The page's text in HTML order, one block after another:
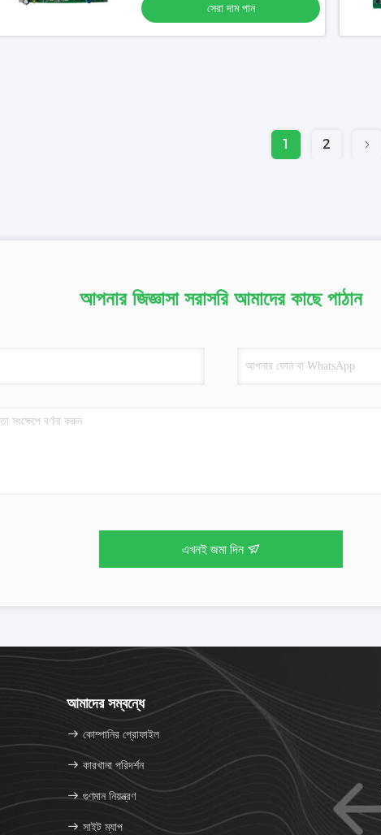
সেরা দাম পান
1 2
আপনার জিজ্ঞাসা সরাসরি আমাদের কাছে পাঠান
এখনই জমা দিন
আমাদের সম্বন্ধে
কোম্পানির প্রোফাইল
কারখানা পরিদর্শন
গুণমান নিয়ন্ত্রণ
সাইট ম্যাপ